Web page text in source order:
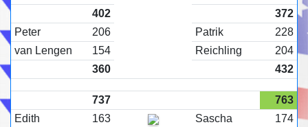
402
372
Peter
206 Patrik
228
van Lengen
154 Reichling
204
360
432
737
763
Edith
163 Sascha
174